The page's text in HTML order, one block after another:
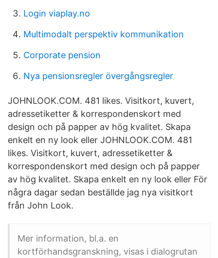
Login viaplay.no
Multimodalt perspektiv kommunikation
Corporate pension
Nya pensionsregler övergångsregler
JOHNLOOK.COM. 481 likes. Visitkort, kuvert,
adressetiketter & korrespondenskort med
design och på papper av hög kvalitet. Skapa
enkelt en ny look eller JOHNLOOK.COM. 481
likes. Visitkort, kuvert, adressetiketter &
korrespondenskort med design och på papper
av hög kvalitet. Skapa enkelt en ny look eller För
några dagar sedan beställde jag nya visitkort
från John Look.
Mer information, bl.a. en
kortförhandsgranskning, visas i dialogrutan